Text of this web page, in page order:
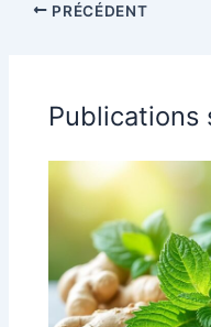
PRÉCÉDENT
Publications